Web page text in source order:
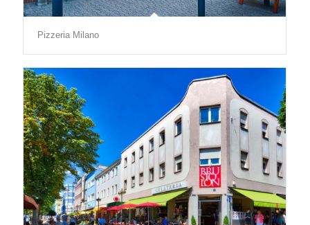
Pizzeria Milano